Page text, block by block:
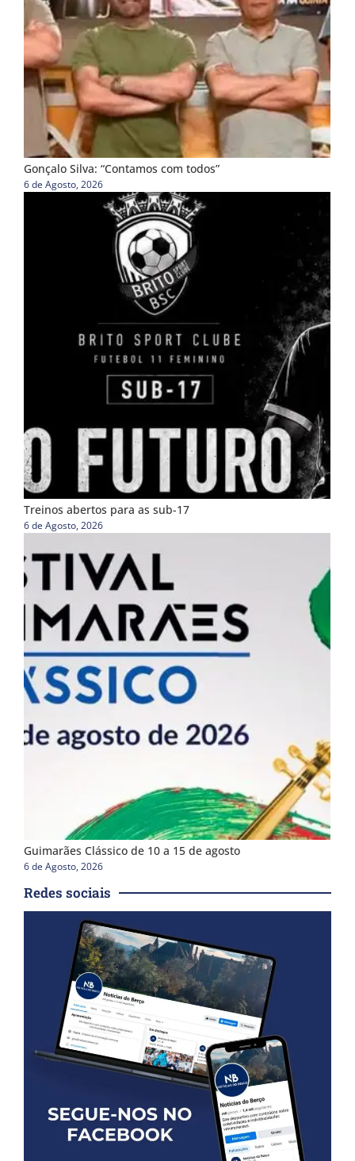
Gonçalo Silva: “Contamos com todos”
6 de Agosto, 2026
Treinos abertos para as sub-17
6 de Agosto, 2026
Guimarães Clássico de 10 a 15 de agosto
6 de Agosto, 2026
Redes sociais